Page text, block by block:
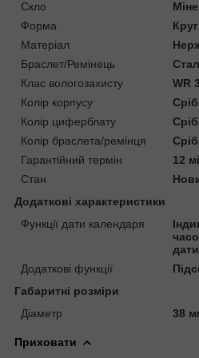
Скло
Форма
Матеріал
Браслет/Ремінець
Клас вологозахисту
WR
Колір корпусу
Колір циферблату
Колір браслета/ремінця
Гарантійний термін
12
Стан
Додаткові характеристики
Функції дати календаря
дати
Додаткові функції
Габаритні розміри
Діаметр
38
Приховати